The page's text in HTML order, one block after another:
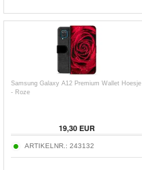
Samsung Galaxy A12 Premium Wallet Hoesje
- Roze
19,30EUR
ARTIKELNR.: 243132